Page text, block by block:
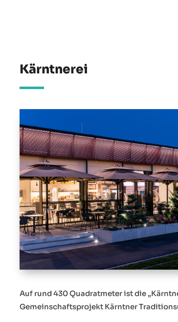
Kärntnerei
Auf rund 430 Quadratmeter ist die
Gemeinschaftsprojekt Kärntner